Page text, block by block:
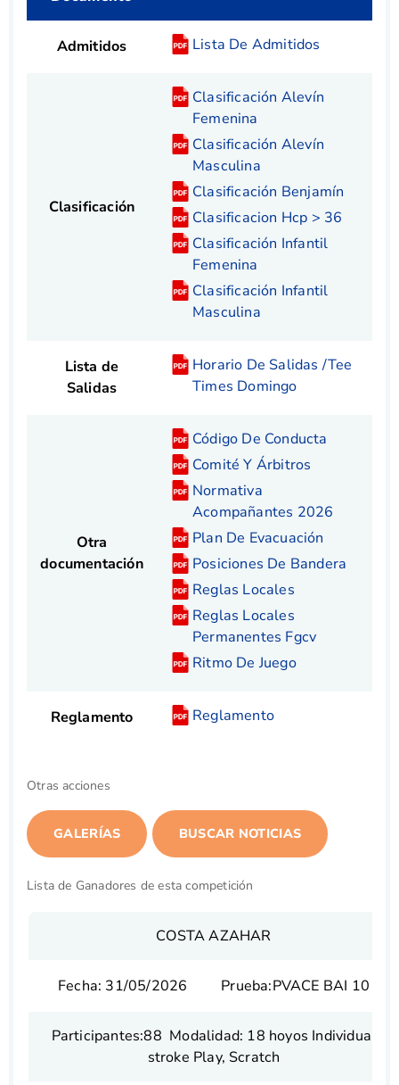
Admitidos Lista De Admitidos
Clasificación
Clasificación Alevín
Femenina
Clasificación Alevín
Masculina
Clasificación Benjamín
Clasificacion Hcp > 36
Clasificación Infantil
Femenina
Clasificación Infantil
Masculina
Lista de
Salidas
Horario De Salidas /Tee
Times Domingo
Otra
documentación
Código De Conducta
Comité Y Árbitros
Normativa
Acompañantes 2026
Plan De Evacuación
Posiciones De Bandera
Reglas Locales
Reglas Locales
Permanentes Fgcv
Ritmo De Juego
Reglamento Reglamento
Otras acciones
Lista de Ganadores de esta competición
COSTA AZAHAR
Fecha: 31/05/2026 Prueba:PVACE BAI 10
Participantes:88 Modalidad: 18 hoyos Individual
stroke Play, Scratch